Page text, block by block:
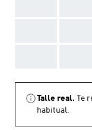
Talle real.
Te
habitual.